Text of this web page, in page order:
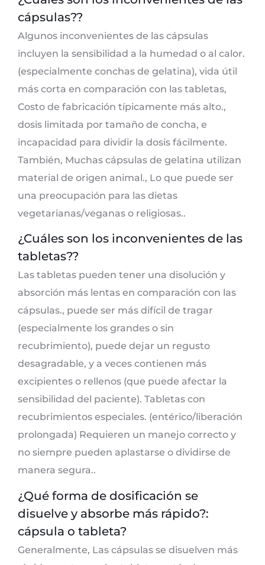
cápsulas??
Algunos inconvenientes de las cápsulas
incluyen la sensibilidad a la humedad o al calor.
(especialmente conchas de gelatina), vida útil
más corta en comparación con las tabletas,
Costo de fabricación típicamente más alto.,
dosis limitada por tamaño de concha, e
incapacidad para dividir la dosis fácilmente.
También, Muchas cápsulas de gelatina utilizan
material de origen animal., Lo que puede ser
una preocupación para las dietas
vegetarianas/veganas o religiosas..
¿Cuáles son los inconvenientes de las
tabletas??
Las tabletas pueden tener una disolución y
absorción más lentas en comparación con las
cápsulas., puede ser más difícil de tragar
(especialmente los grandes o sin
recubrimiento), puede dejar un regusto
desagradable, y a veces contienen más
excipientes o rellenos (que puede afectar la
sensibilidad del paciente). Tabletas con
recubrimientos especiales. (entérico/liberación
prolongada) Requieren un manejo correcto y
no siempre pueden aplastarse o dividirse de
manera segura..
¿Qué forma de dosificación se
disuelve y absorbe más rápido?:
cápsula o tableta?
Generalmente, Las cápsulas se disuelven más